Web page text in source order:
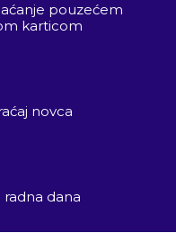
pouzećem
karticom
novca
radna dana